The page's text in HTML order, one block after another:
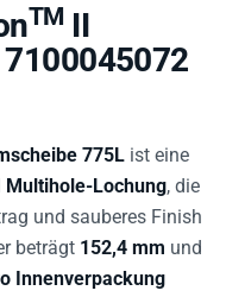
TM II
775L ist eine
Multihole-Lochung, die
und sauberes Finish
beträgt 152,4 mm und
Innenverpackung